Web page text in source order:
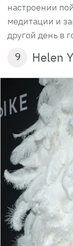
настроении
медитации и
другой день в
9 Helen